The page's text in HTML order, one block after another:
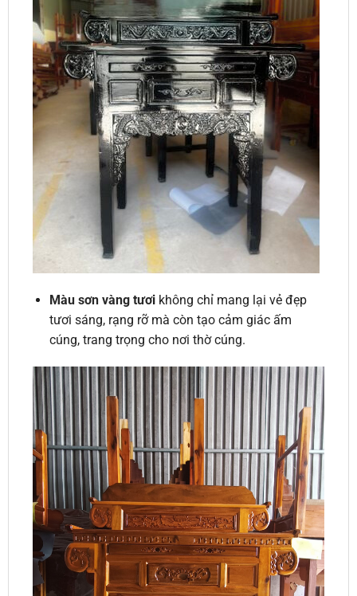
Màu sơn vàng tươikhông chỉ mang lại vẻ đẹp
tươi sáng, rạng rỡ mà còn tạo cảm giác ấm
cúng, trang trọng cho nơi thờ cúng.